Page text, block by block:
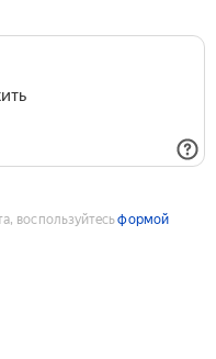
воспользуйтесьформой